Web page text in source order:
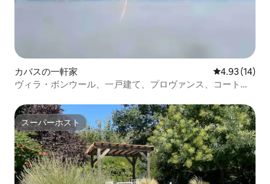
カバスの一軒家 レビュー14
4.93 (14)
ヴィラ・ボンウール、一戸建て、プロヴァンス、コートダ
スーパーホスト
スーパーホスト